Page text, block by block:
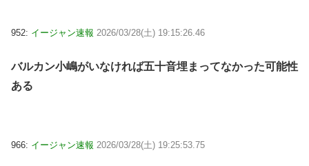
952: イージャン速報 2026/03/28(土) 19:15:26.46
バルカン小嶋がいなければ五十音埋まってなかった可能性
ある
966: イージャン速報 2026/03/28(土) 19:25:53.75